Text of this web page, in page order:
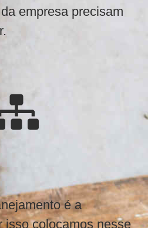
empresa precisam
é a
colocamos nesse